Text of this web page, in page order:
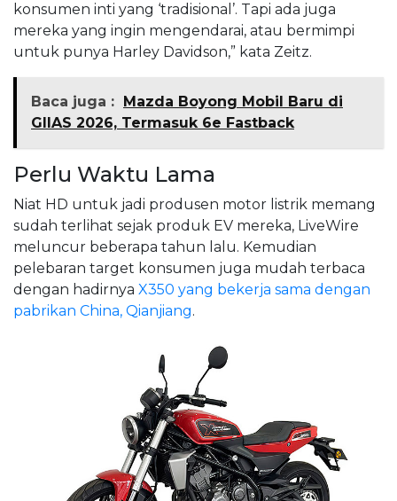
konsumen inti yang ‘tradisional’. Tapi ada juga
mereka yang ingin mengendarai, atau bermimpi
untuk punya Harley Davidson,” kata Zeitz.
Baca juga : Mazda Boyong Mobil Baru di
GIIAS 2026, Termasuk 6e Fastback
Perlu Waktu Lama
Niat HD untuk jadi produsen motor listrik memang
sudah terlihat sejak produk EV mereka, LiveWire
meluncur beberapa tahun lalu. Kemudian
pelebaran target konsumen juga mudah terbaca
dengan hadirnya X350 yang bekerja sama dengan
pabrikan China, Qianjiang.